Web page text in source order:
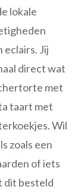
lokale
eclairs. Jij
direct wat
met
taart met
Wil
zoals een
of iets
dit besteld